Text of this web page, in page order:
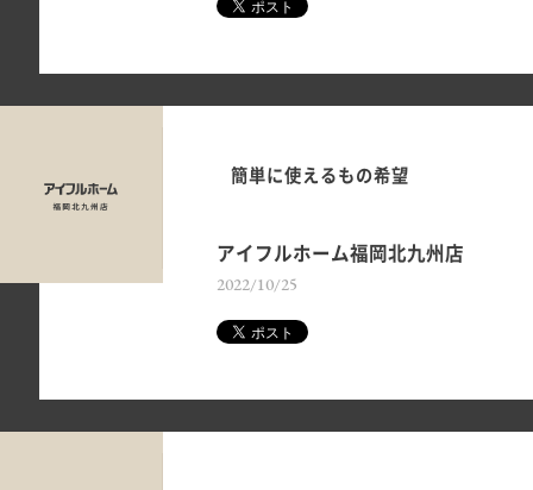
簡単に使えるもの希望
アイフルホーム福岡北九州店
2022/10/25